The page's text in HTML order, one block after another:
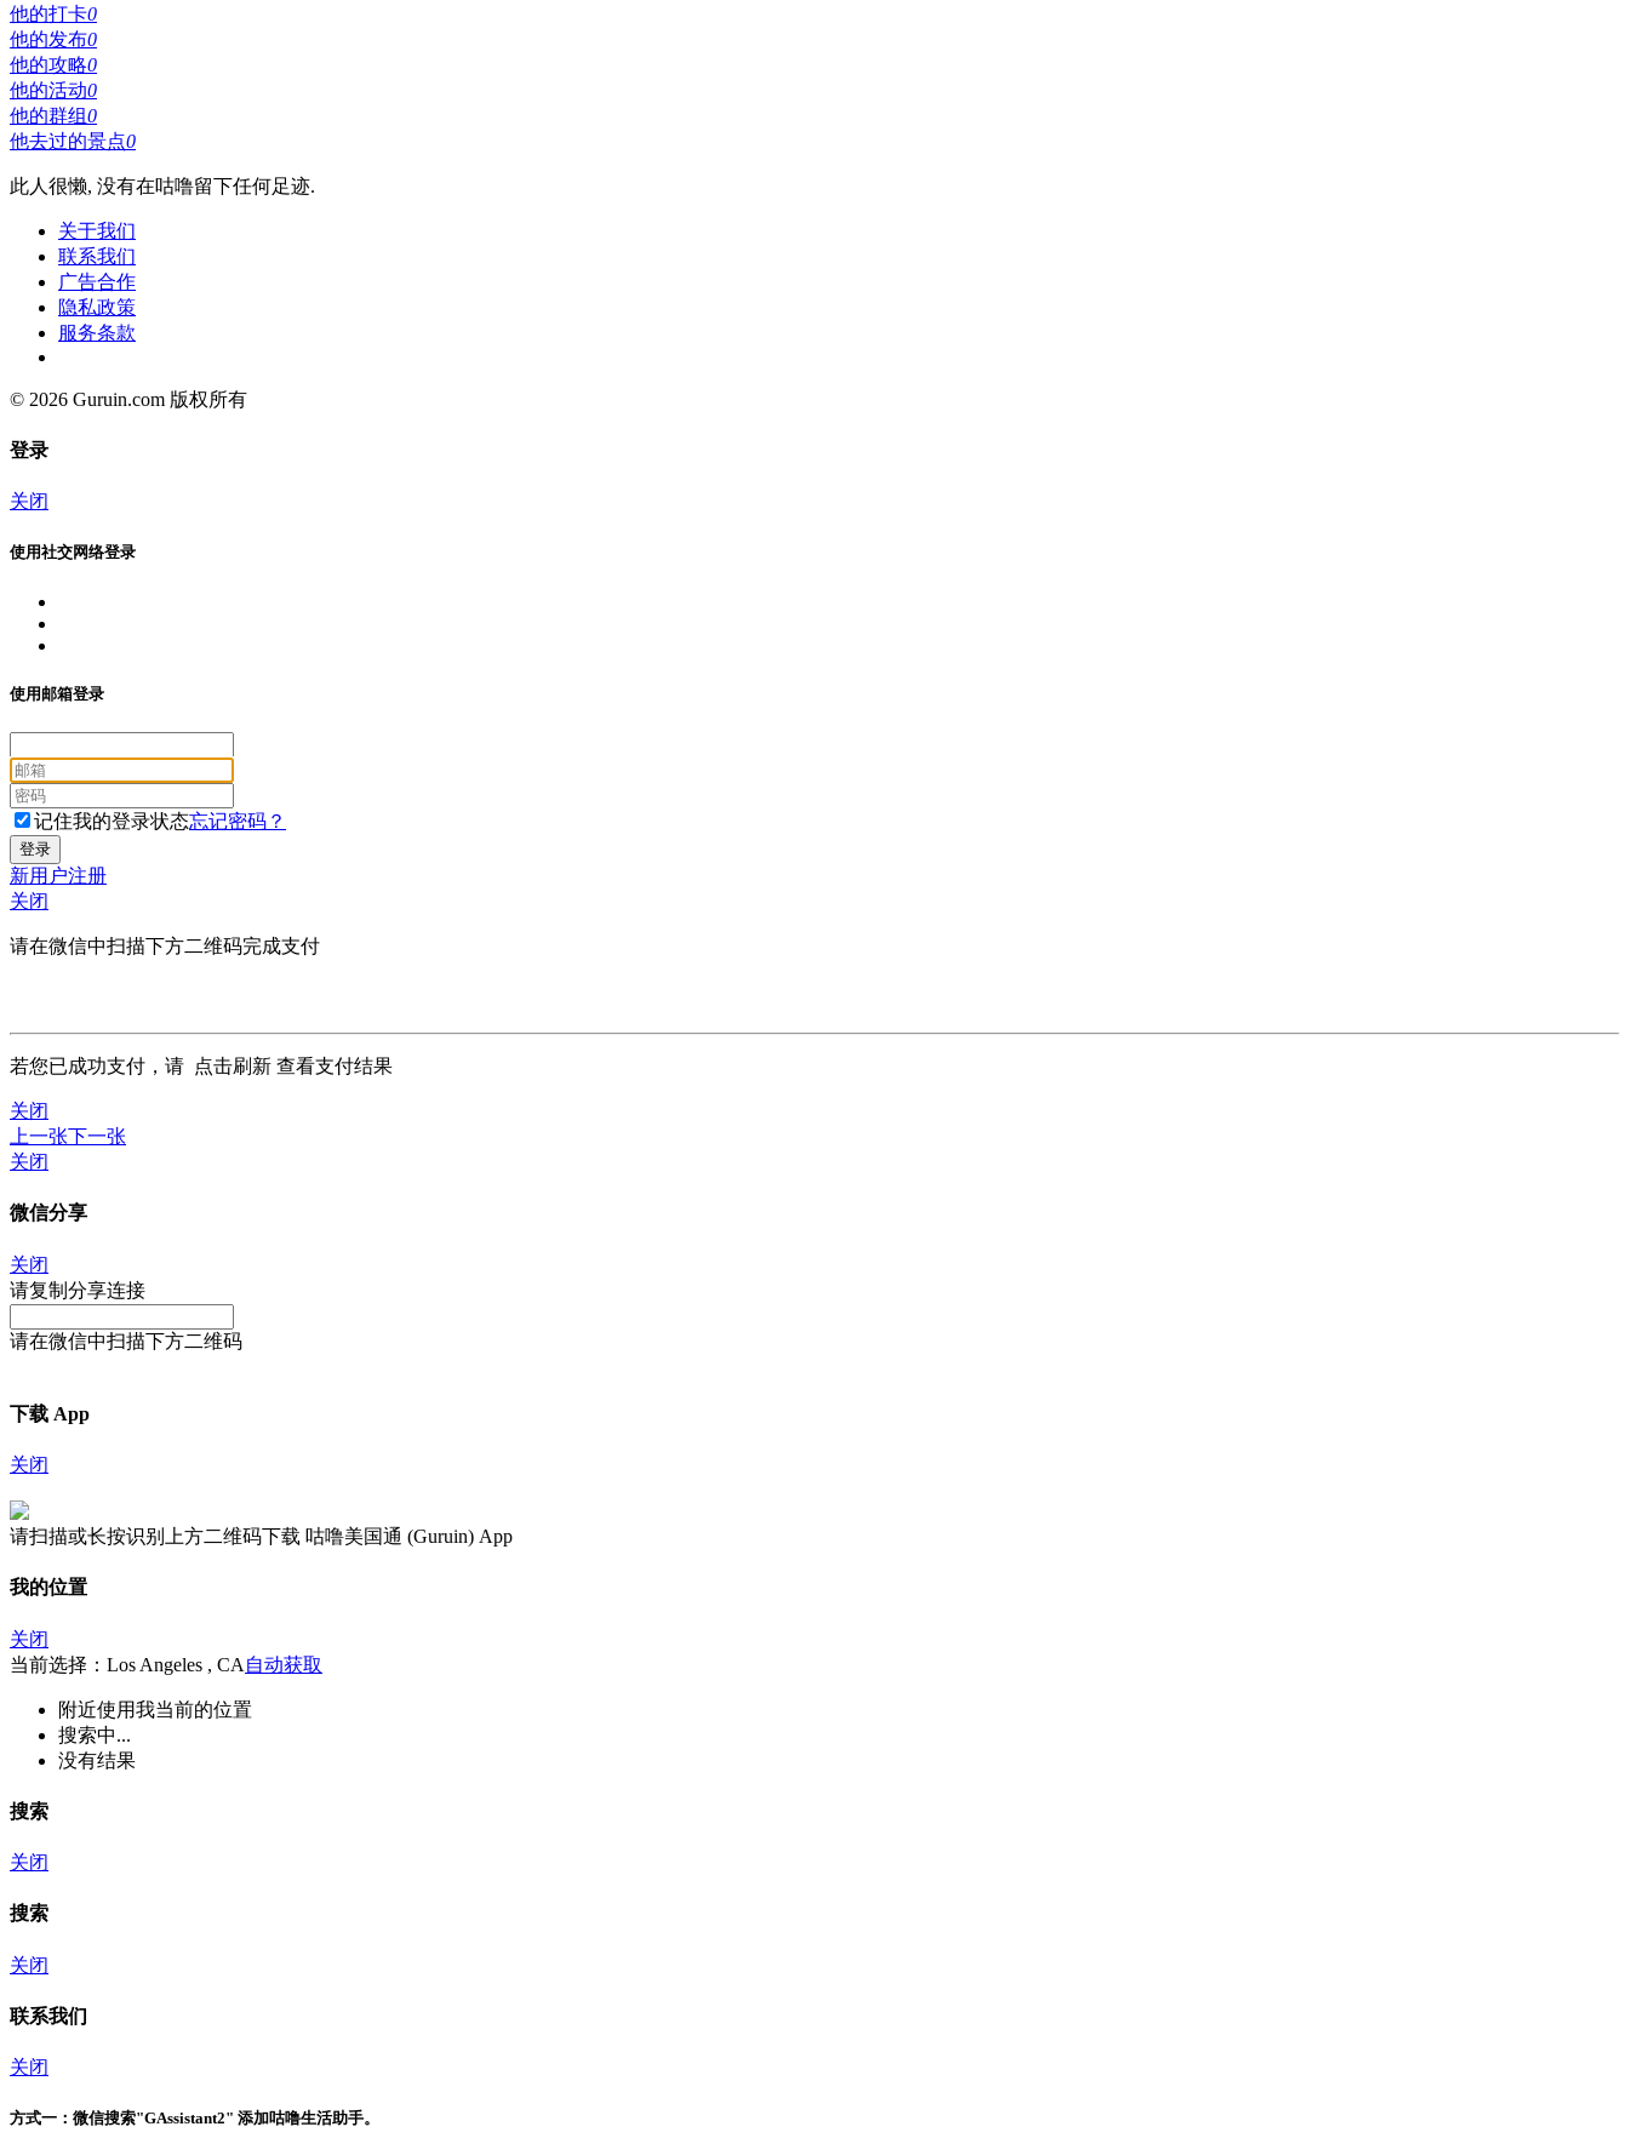
他的打卡0
他的发布0
他的攻略0
他的活动0
他的群组0
他去过的景点0
此人很懒, 没有在咕噜留下任何足迹.
关于我们
联系我们
广告合作
隐私政策
服务条款
© 2026 Guruin.com 版权所有
登录
关闭
使用社交网络登录
使用邮箱登录
记住我的登录状态忘记密码？
新用户注册
关闭
请在微信中扫描下方二维码完成支付
若您已成功支付，请 点击刷新 查看支付结果
关闭
上一张下一张
关闭
微信分享
关闭
请复制分享连接
请在微信中扫描下方二维码
下载 App
关闭
请扫描或长按识别上方二维码下载 咕噜美国通 (Guruin) App
我的位置
关闭
当前选择：Los Angeles , CA 自动获取
附近使用我当前的位置
搜索中...
没有结果
搜索
关闭
搜索
关闭
联系我们
关闭
方式一： 微信搜索"GAssistant2" 添加咕噜生活助手。